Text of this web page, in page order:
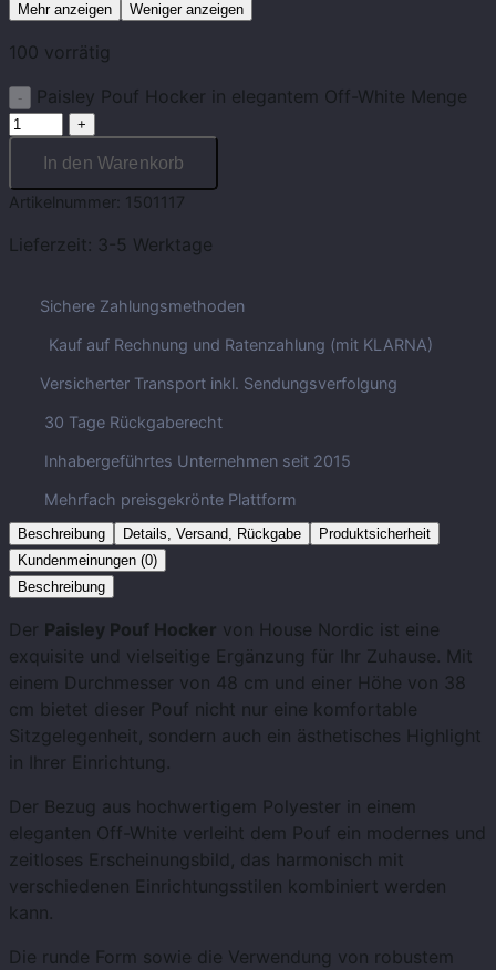
Mehr anzeigen Weniger anzeigen
100 vorrätig
Paisley Pouf Hocker in elegantem Off-White Menge
In den Warenkorb
Artikelnummer: 1501117
Lieferzeit: 3-5 Werktage
Sichere Zahlungsmethoden
Kauf auf Rechnung und Ratenzahlung (mit KLARNA)
Versicherter Transport inkl. Sendungsverfolgung
30 Tage Rückgaberecht
Inhabergeführtes Unternehmen seit 2015
Mehrfach preisgekrönte Plattform
Beschreibung Details, Versand, Rückgabe
Produktsicherheit
Kundenmeinungen (0)
Beschreibung
Der Paisley Pouf Hocker von House Nordic ist eine
exquisite und vielseitige Ergänzung für Ihr Zuhause. Mit
einem Durchmesser von 48 cm und einer Höhe von 38
cm bietet dieser Pouf nicht nur eine komfortable
Sitzgelegenheit, sondern auch ein ästhetisches Highlight
in Ihrer Einrichtung.
Der Bezug aus hochwertigem Polyester in einem
eleganten Off-White verleiht dem Pouf ein modernes und
zeitloses Erscheinungsbild, das harmonisch mit
verschiedenen Einrichtungsstilen kombiniert werden
kann.
Die runde Form sowie die Verwendung von robustem